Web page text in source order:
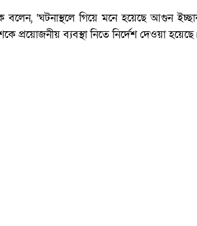
বলেন, ‘ঘটনাস্থলে গিয়ে মনে হয়েছে আগুন
ব্যবস্থা নিতে নির্দেশ দেওয়া